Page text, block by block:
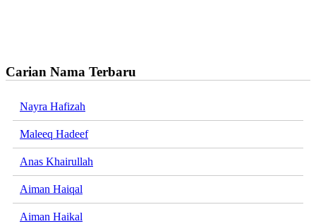
Carian Nama Terbaru
Nayra Hafizah
Maleeq Hadeef
Anas Khairullah
Aiman Haiqal
Aiman Haikal